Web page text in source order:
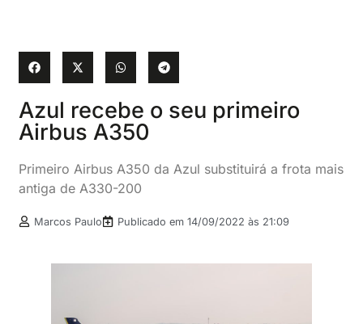
Azul recebe o seu primeiro
Airbus A350
Primeiro Airbus A350 da Azul substituirá a frota mais
antiga de A330-200
Marcos Paulo Publicado em14/09/2022 às 21:09